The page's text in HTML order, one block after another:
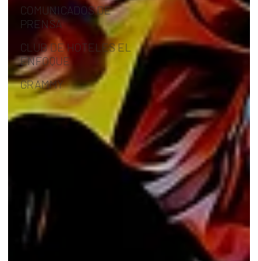
COMUNICADOS DE
PRENSA
CLUB DE HOTELES EL
ENFOQUE
GRAMMY